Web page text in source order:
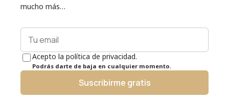
mucho más…
Acepto la política de privacidad.
Podrás darte de baja en cualquier momento.
Suscribirme gratis